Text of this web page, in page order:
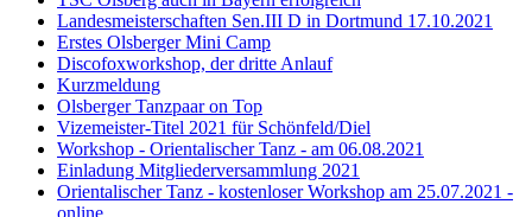
Landesmeisterschaften Sen.III D in Dortmund 17.10.2021
Erstes Olsberger Mini Camp
Discofoxworkshop, der dritte Anlauf
Kurzmeldung
Olsberger Tanzpaar on Top
Vizemeister-Titel 2021 für Schönfeld/Diel
Workshop - Orientalischer Tanz - am 06.08.2021
Einladung Mitgliederversammlung 2021
Orientalischer Tanz - kostenloser Workshop am 25.07.2021 -
online